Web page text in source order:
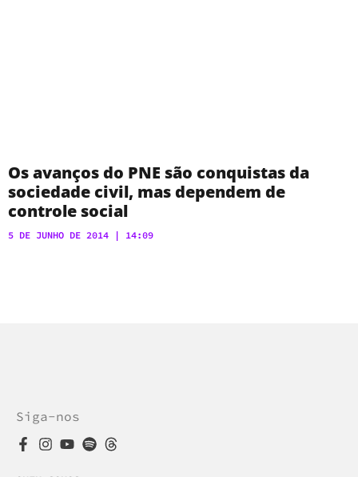
Os avanços do PNE são conquistas da
sociedade civil, mas dependem de
controle social
5 DE JUNHO DE 2014 14:09
Siga-nos